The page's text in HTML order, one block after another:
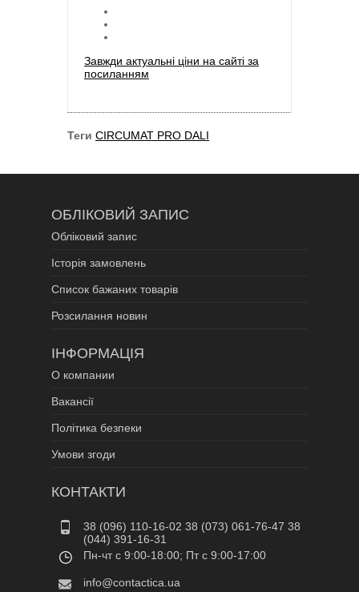
Завжди актуальні ціни на сайті за
посиланням
Теги CIRCUMAT PRO DALI
ОБЛІКОВИЙ ЗАПИС
Обліковий запис
Історія замовлень
Список бажаних товарів
Розсилання новин
ІНФОРМАЦІЯ
О компании
Вакансії
Політика безпеки
Умови згоди
КОНТАКТИ
38 (096) 110-16-02 38 (073) 061-76-47 38
(044) 391-16-31
Пн-чт c 9:00-18:00; Пт c 9:00-17:00
info@contactica.ua